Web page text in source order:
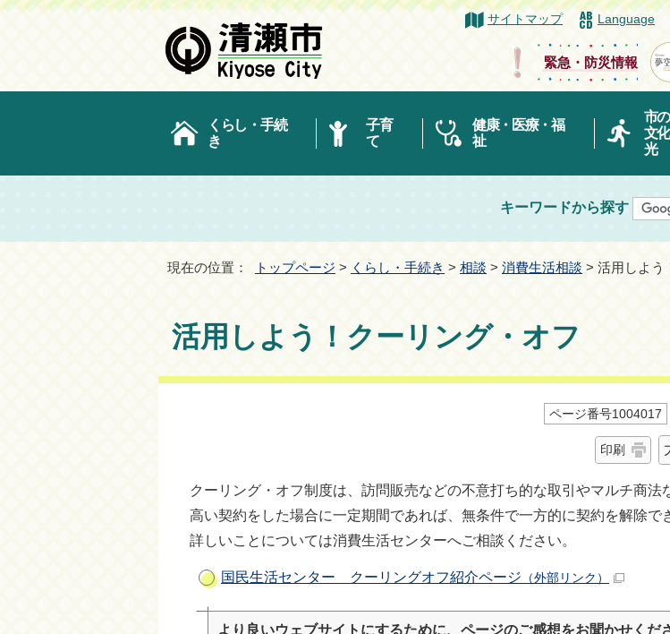
サイトマップ Language
緊急・防災情報
くらし・手続
き
子育
て
健康・医療・福
祉
市
文
光
キーワードから探す
現在の位置： トップページ > くらし・手続き > 相談 > 消費生活相談 > 活用しよう
活用しよう！クーリング・オフ
ページ番号1004017
印刷
クーリング・オフ制度は、訪問販売などの不意打ち的な取引やマルチ商法
高い契約をした場合に一定期間であれば、無条件で一方的に契約を解除で
詳しいことについては消費生活センターへご相談ください。
国民生活センター クーリングオフ紹介ページ （外部リンク）
より良いウェブサイトにするために、ページのご感想をお聞かせくだ